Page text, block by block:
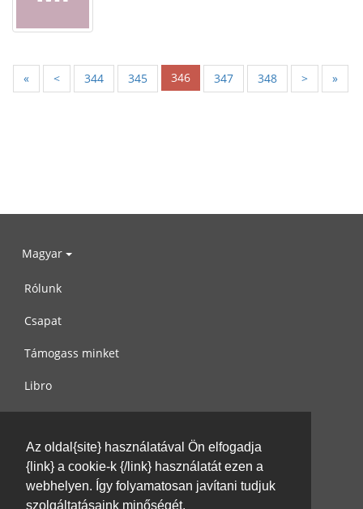
Az oldal{site} használatával Ön elfogadja
{link} a cookie-k {/link} használatát ezen a
webhelyen. Így folyamatosan javítani tudjuk
szolgáltatásaink minőségét.
« < 344 345 346 347 348 > »
Magyar
Rólunk
Csapat
Támogass minket
Libro
Használati feltételek
Írj nekünk